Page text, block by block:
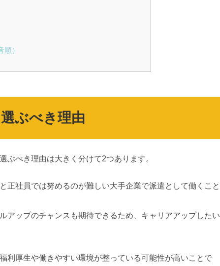
）
ぶべき理由
ぶべき理由は大きく分けて2つあります。
正社員では努めるのが難しい大手企業で派遣として働くこと
アップのチャンスも期待できるため、キャリアアップしたい
利厚生や働きやすい環境が整っている可能性が高いことで